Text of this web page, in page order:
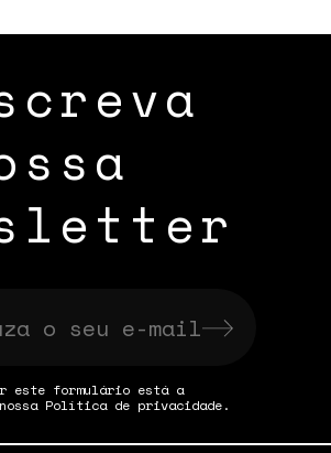
este formulário está a
Política de privacidade.